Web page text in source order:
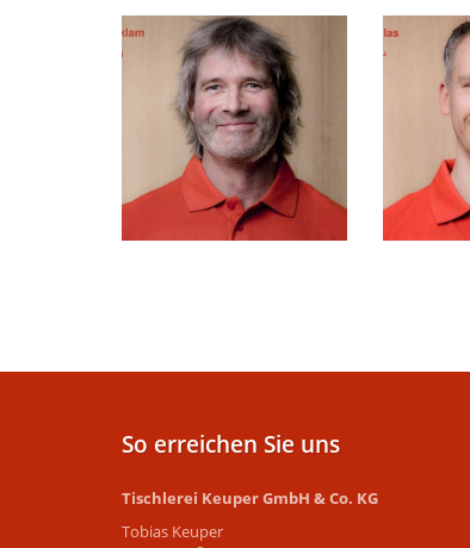
So erreichen Sie uns
Tischlerei Keuper GmbH & Co. KG
Tobias Keuper